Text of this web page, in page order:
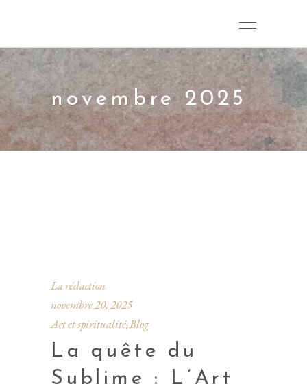
novembre 2025
La rédaction
novembre 20, 2025
Art et spiritualité, Blog
La quête du
Sublime : L’Art